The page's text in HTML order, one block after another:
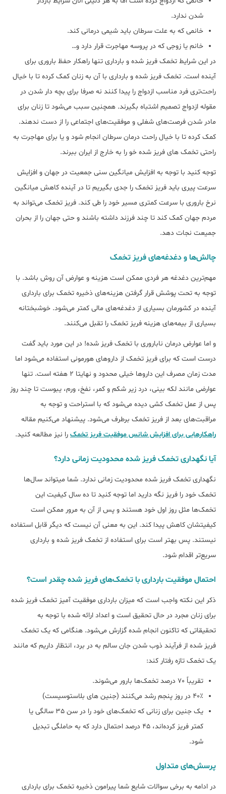
شدن ندارد.
خانمی که به علت سرطان باید شیمی درمانی کند.
خانم یا زوجی که در پروسه مهاجرت قرار دارد و…
در این شرایط تخمک فریز شده و بارداری تنها راهکار حفظ باروری برای
آینده است. تخمک فریز شده و بارداری با آن به زنان کمک کرده تا با خیال
راحت‌تری فرد مناسب ازدواج را پیدا کنند نه صرفا برای بچه دار شدن در
مقوله ازدواج تصمیم اشتباه بگیرند. همچنین سبب می‌شود تا زنان برای
مادر شدن فرصت‌های شغلی و موفقیت‌های اجتماعی را از دست ندهند.
کمک کرده تا با خیال راحت درمان سرطان انجام شود و یا برای مهاجرت به
راحتی تخمک های فریز شده خو را به خارج از ایران ببرند.
توجه کنید با توجه به افزایش میانگین سنی جمعیت در جهان و افزایش
سرعت پیری باید فریز تخمک را جدی بگیریم تا در آینده کاهش میانگین
نرخ باروری با سرعت کمتری مسیر خود را طی کند. فریز تخمک می‌تواند به
مردم جهان کمک کند تا چند فرزند داشته باشند و حتی جهان را از بحران
جمیعت نجات دهد.
چالش‌ها و دغدغه‌های فریز تخمک
مهم‌ترین دغدغه هر فردی ممکن است هزینه و عوارض آن روش باشد. با
توجه به تحت پوشش قرار گرفتن هزینه‌های ذخیره تخمک برای بارداری
آینده در کشورمان بسیاری از دغدغه‌های مالی کمتر می‌شود. خوشبختانه
بسیاری از بیمه‌های هزینه فریز تخمک را تقبل می‌کنند.
و اما عوارض درمان ناباروری با تخمک فریز شده! در این مورد باید گفت
درست است که برای فریز تخمک از داروهای هورمونی استفاده می‌شود اما
مدت زمان مصرف این داروها خیلی محدود و نهایتا ۲ هفته است. تنها
عوارضی مانند لکه بینی، درد زیر شکم و کمر، نفخ، ورم، یبوست تا چند روز
پس از عمل تخمک کشی دیده می‌شود که با استراحت و توجه به
مراقبت‌های بعد از فریز تخمک برطرف می‌شود. پیشنهاد می‌کنیم مقاله
راهکارهایی برای افزایش شانس موفقیت فریز تخمک را نیز مطالعه کنید.
آیا نگهداری تخمک فریز شده محدودیت زمانی دارد؟
نگهداری تخمک فریز شده محدودیت زمانی ندارد. شما میتواند سال‌ها
تخمک خود را فریز نگه دارید اما توجه کنید تا ده سال کیفیت این
تخمک‌ها مثل روز اول خود هستند و پس از آن به مرور ممکن است
کیفیتشان کاهش پیدا کند. این به معنی آن نیست که دیگر قابل استفاده
نیستند. پس بهتر است برای استفاده از تخمک فریز شده و بارداری
سریع‌تر اقدام شود.
احتمال موفقیت بارداری با تخمک‌های فریز شده چقدر است؟
ذکر این نکته واجب است که میزان بارداری موفقیت آمیز تخمک فریز شده
برای زنان مجرد در حال تحقیق است و اعداد ارائه شده با توجه به
تحقیقاتی که تاکنون انجام شده گزارش می‌شود. هنگامی که یک تخمک
فریز شده از فرآیند ذوب شدن جان سالم به در برد، انتظار داریم که مانند
یک تخمک تازه رفتار کند:
تقریباً 70 درصد تخمک‌ها بارور می‌شوند.
40٪ در روز پنجم رشد می‌کنند (جنین های بلاستوسیست)
یک جنین برای زنانی که تخمک‌های خود را در سن 35 سالگی یا
کمتر فریز کرده‌اند، 45 درصد احتمال دارد که به حاملگی تبدیل
شود.
پرسش‌های متداول
در ادامه به برخی سوالات شایع شما پیرامون ذخیره تخمک برای بارداری